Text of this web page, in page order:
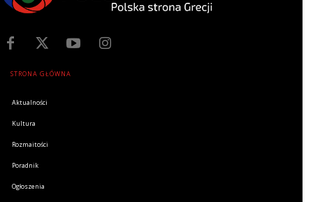
STRONA GŁÓWNA
Aktualności
Kultura
Rozmaitości
Poradnik
Ogłoszenia